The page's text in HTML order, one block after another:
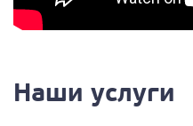
Наши услуги